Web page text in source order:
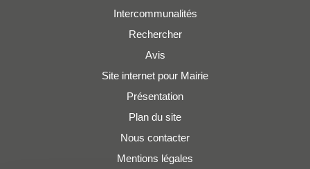
Intercommunalités
Rechercher
Avis
Site internet pour Mairie
Présentation
Plan du site
Nous contacter
Mentions légales